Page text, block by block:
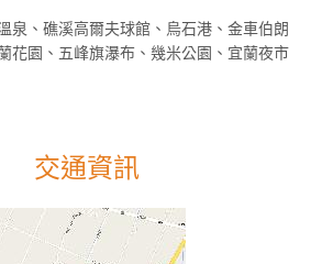
泉、礁溪高爾夫球館、烏石港、金車伯朗
花園、五峰旗瀑布、幾米公園、宜蘭夜市
交通資訊